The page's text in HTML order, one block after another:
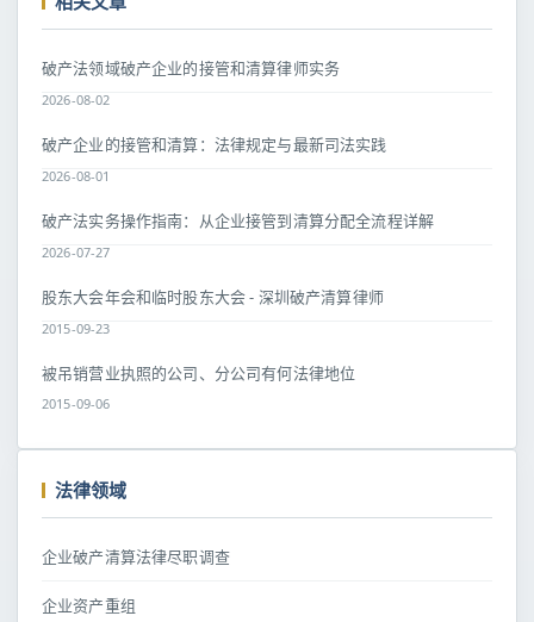
破产法领域破产企业的接管和清算律师实务
2026-08-02
破产企业的接管和清算：法律规定与最新司法实践
2026-08-01
破产法实务操作指南：从企业接管到清算分配全流程详解
2026-07-27
股东大会年会和临时股东大会 - 深圳破产清算律师
2015-09-23
被吊销营业执照的公司、分公司有何法律地位
2015-09-06
法律领域
企业破产清算法律尽职调查
企业资产重组